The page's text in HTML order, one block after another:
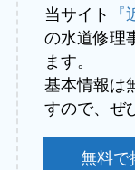
当サイト
の水道修理
ます。
基本情報は
すので、ぜ
無料で